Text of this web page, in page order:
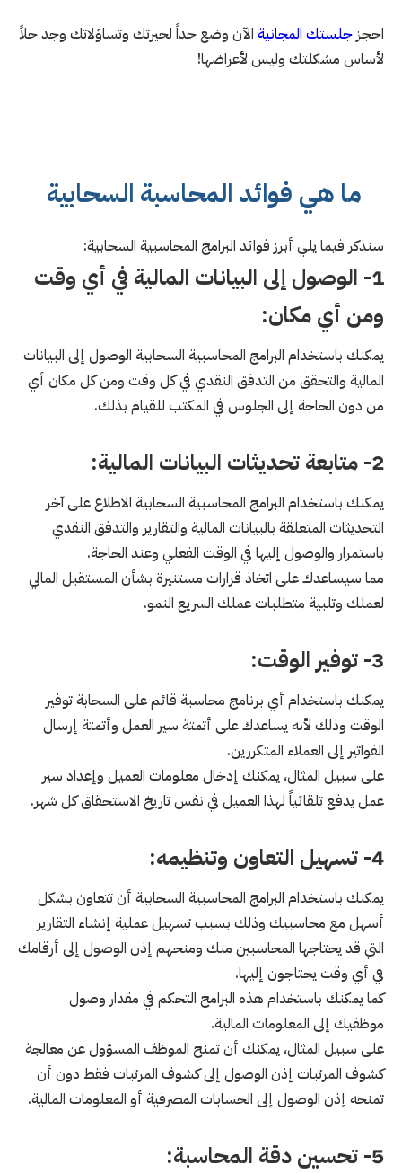
احجز جلستك المجانية الآن وضع حداً لحيرتك وتساؤلاتك وجد حلاً
لأساس مشكلتك وليس لأعراضها!
ما هي فوائد المحاسبة السحابية
سنذكر فيما يلي أبرز فوائد البرامج المحاسبية السحابية:
1- الوصول إلى البيانات المالية في أي وقت
ومن أي مكان:
يمكنك باستخدام البرامج المحاسبية السحابية الوصول إلى البيانات
المالية والتحقق من التدفق النقدي في كل وقت ومن كل مكان أي
من دون الحاجة إلى الجلوس في المكتب للقيام بذلك.
2- متابعة تحديثات البيانات المالية:
يمكنك باستخدام البرامج المحاسبية السحابية الاطلاع على آخر
التحديثات المتعلقة بالبيانات المالية والتقارير والتدفق النقدي
باستمرار والوصول إليها في الوقت الفعلي وعند الحاجة.
مما سيساعدك على اتخاذ قرارات مستنيرة بشأن المستقبل المالي
لعملك وتلبية متطلبات عملك السريع النمو.
3- توفير الوقت:
يمكنك باستخدام أي برنامج محاسبة قائم على السحابة توفير
الوقت وذلك لأنه يساعدك على أتمتة سير العمل وأتمتة إرسال
الفواتير إلى العملاء المتكررين.
على سبيل المثال، يمكنك إدخال معلومات العميل وإعداد سير
عمل يدفع تلقائياً لهذا العميل في نفس تاريخ الاستحقاق كل شهر.
4- تسهيل التعاون وتنظيمه:
يمكنك باستخدام البرامج المحاسبية السحابية أن تتعاون بشكل
أسهل مع محاسبيك وذلك بسبب تسهيل عملية إنشاء التقارير
التي قد يحتاجها المحاسبين منك ومنحهم إذن الوصول إلى أرقامك
في أي وقت يحتاجون إليها.
كما يمكنك باستخدام هذه البرامج التحكم في مقدار وصول
موظفيك إلى المعلومات المالية.
على سبيل المثال، يمكنك أن تمنح الموظف المسؤول عن معالجة
كشوف المرتبات إذن الوصول إلى كشوف المرتبات فقط دون أن
تمنحه إذن الوصول إلى الحسابات المصرفية أو المعلومات المالية.
5- تحسين دقة المحاسبة: